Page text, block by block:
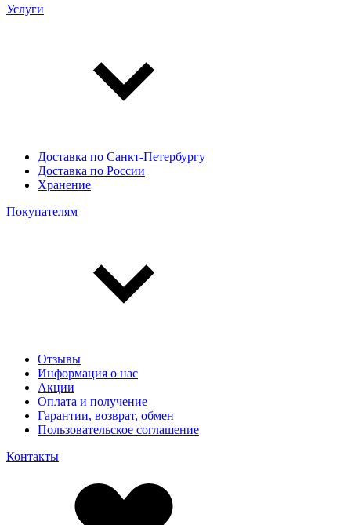
Услуги
Доставка по Санкт-Петербургу
Доставка по России
Хранение
Покупателям
Отзывы
Информация о нас
Акции
Оплата и получение
Гарантии, возврат, обмен
Пользовательское соглашение
Контакты